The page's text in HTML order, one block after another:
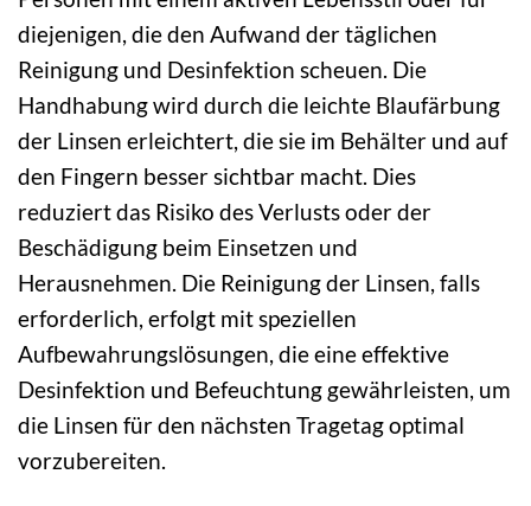
diejenigen, die den Aufwand der täglichen
Reinigung und Desinfektion scheuen. Die
Handhabung wird durch die leichte Blaufärbung
der Linsen erleichtert, die sie im Behälter und auf
den Fingern besser sichtbar macht. Dies
reduziert das Risiko des Verlusts oder der
Beschädigung beim Einsetzen und
Herausnehmen. Die Reinigung der Linsen, falls
erforderlich, erfolgt mit speziellen
Aufbewahrungslösungen, die eine effektive
Desinfektion und Befeuchtung gewährleisten, um
die Linsen für den nächsten Tragetag optimal
vorzubereiten.